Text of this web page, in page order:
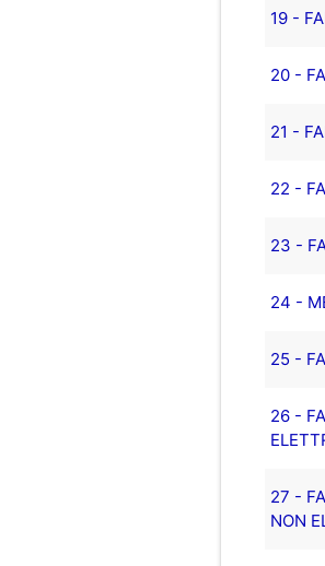
19 -
20 -
21 -
22 -
23 -
24 -
25 -
26 -
27 -
NON